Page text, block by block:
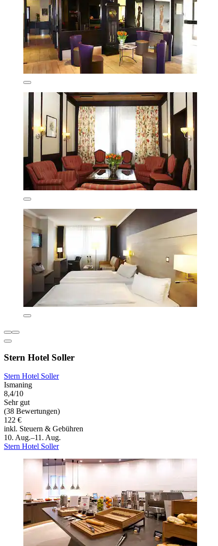
Stern Hotel Soller
Stern Hotel Soller
Ismaning
8,4/10
Sehr gut
(38 Bewertungen)
122 €
inkl. Steuern & Gebühren
10. Aug.–11. Aug.
Stern Hotel Soller